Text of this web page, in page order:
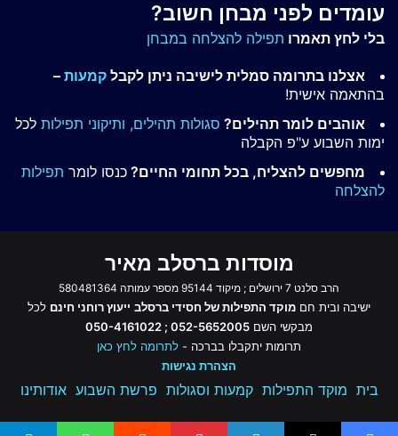
עומדים לפני מבחן חשוב?
בלי לחץ תאמרו תפילה להצלחה במבחן
אצלנו בתרומה סמלית לישיבה ניתן לקבל קמעות –
בהתאמה אישית!
אוהבים לומר תהילים? סגולות תהילים, ותיקוני תפילות לכל
ימות השבוע ע"פ הקבלה
מחפשים להצליח, בכל תחומי החיים? כנסו לומר תפילות
להצלחה
מוסדות ברסלב מאיר
הרב סלנט 7 ירושלים ; מיקוד 95144 מספר עמותה 580481364
ישיבה ובית חם מוקד התפילות של חסידי ברסלב ייעוץ רוחני חינם לכל
מבקשי השם 052-5652005 ; 050-4161022
תרומות יתקבלו בברכה - לתרומה לחץ כאן
הצהרת נגישות
בית מוקד התפילות קמעות וסגולות פרשת השבוע אודותינו